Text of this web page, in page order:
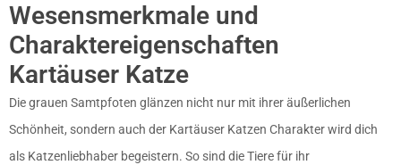
Wesensmerkmale und
Charaktereigenschaften
Kartäuser Katze
Die grauen Samtpfoten glänzen nicht nur mit ihrer äußerlichen
Schönheit, sondern auch der Kartäuser Katzen Charakter wird dich
als Katzenliebhaber begeistern. So sind die Tiere für ihr